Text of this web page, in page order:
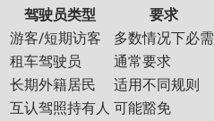
驾驶员类型 要求
游客/短期访客
多数情况下必需
租车驾驶员
通常要求
长期外籍居民
适用不同规则
互认驾照持有人 可能豁免